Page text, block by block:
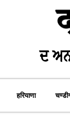
हरियाणा